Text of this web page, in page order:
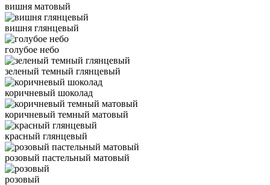
вишня матовый
вишня глянцевый
голубое небо
зеленый темный глянцевый
коричневый шоколад
коричневый темный матовый
красный глянцевый
розовый пастельный матовый
розовый